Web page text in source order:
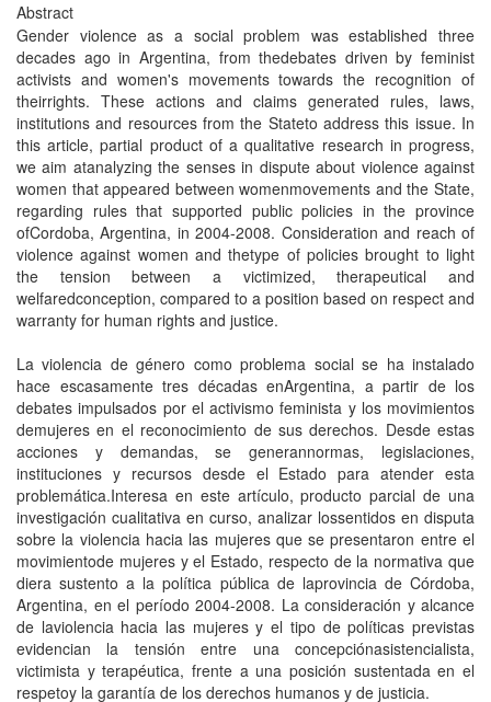
Abstract
Gender violence as a social problem was established three
decades ago in Argentina, from thedebates driven by feminist
activists and women's movements towards the recognition of
theirrights. These actions and claims generated rules, laws,
institutions and resources from the Stateto address this issue. In
this article, partial product of a qualitative research in progress,
we aim atanalyzing the senses in dispute about violence against
women that appeared between womenmovements and the State,
regarding rules that supported public policies in the province
ofCordoba, Argentina, in 2004-2008. Consideration and reach of
violence against women and thetype of policies brought to light
the tension between a victimized, therapeutical and
welfaredconception, compared to a position based on respect and
warranty for human rights and justice.
La violencia de género como problema social se ha instalado
hace escasamente tres décadas enArgentina, a partir de los
debates impulsados por el activismo feminista y los movimientos
demujeres en el reconocimiento de sus derechos. Desde estas
acciones y demandas, se generannormas, legislaciones,
instituciones y recursos desde el Estado para atender esta
problemática.Interesa en este artículo, producto parcial de una
investigación cualitativa en curso, analizar lossentidos en disputa
sobre la violencia hacia las mujeres que se presentaron entre el
movimientode mujeres y el Estado, respecto de la normativa que
diera sustento a la política pública de laprovincia de Córdoba,
Argentina, en el período 2004-2008. La consideración y alcance
de laviolencia hacia las mujeres y el tipo de políticas previstas
evidencian la tensión entre una concepciónasistencialista,
victimista y terapéutica, frente a una posición sustentada en el
respetoy la garantía de los derechos humanos y de justicia.